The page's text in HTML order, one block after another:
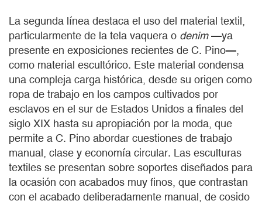
La segunda línea destaca el uso del material textil,
particularmente de la tela vaquera o denim—ya
presente en exposiciones recientes de C. Pino—,
como material escultórico. Este material condensa
una compleja carga histórica, desde su origen como
ropa de trabajo en los campos cultivados por
esclavos en el sur de Estados Unidos a finales del
siglo XIX hasta su apropiación por la moda, que
permite a C. Pino abordar cuestiones de trabajo
manual, clase y economía circular. Las esculturas
textiles se presentan sobre soportes diseñados para
la ocasión con acabados muy finos, que contrastan
con el acabado deliberadamente manual, de cosido